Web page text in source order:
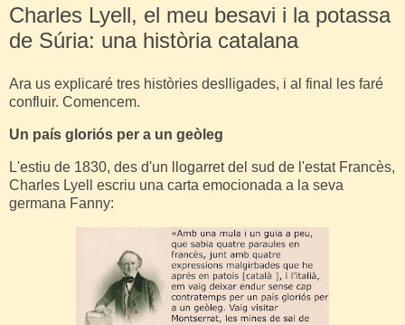
Charles Lyell, el meu besavi i la potassa
de Súria: una història catalana
Ara us explicaré tres històries deslligades, i al final les faré
confluir. Comencem.
Un país gloriós per a un geòleg
L'estiu de 1830, des d'un llogarret del sud de l'estat Francès,
Charles Lyell escriu una carta emocionada a la seva
germana Fanny: